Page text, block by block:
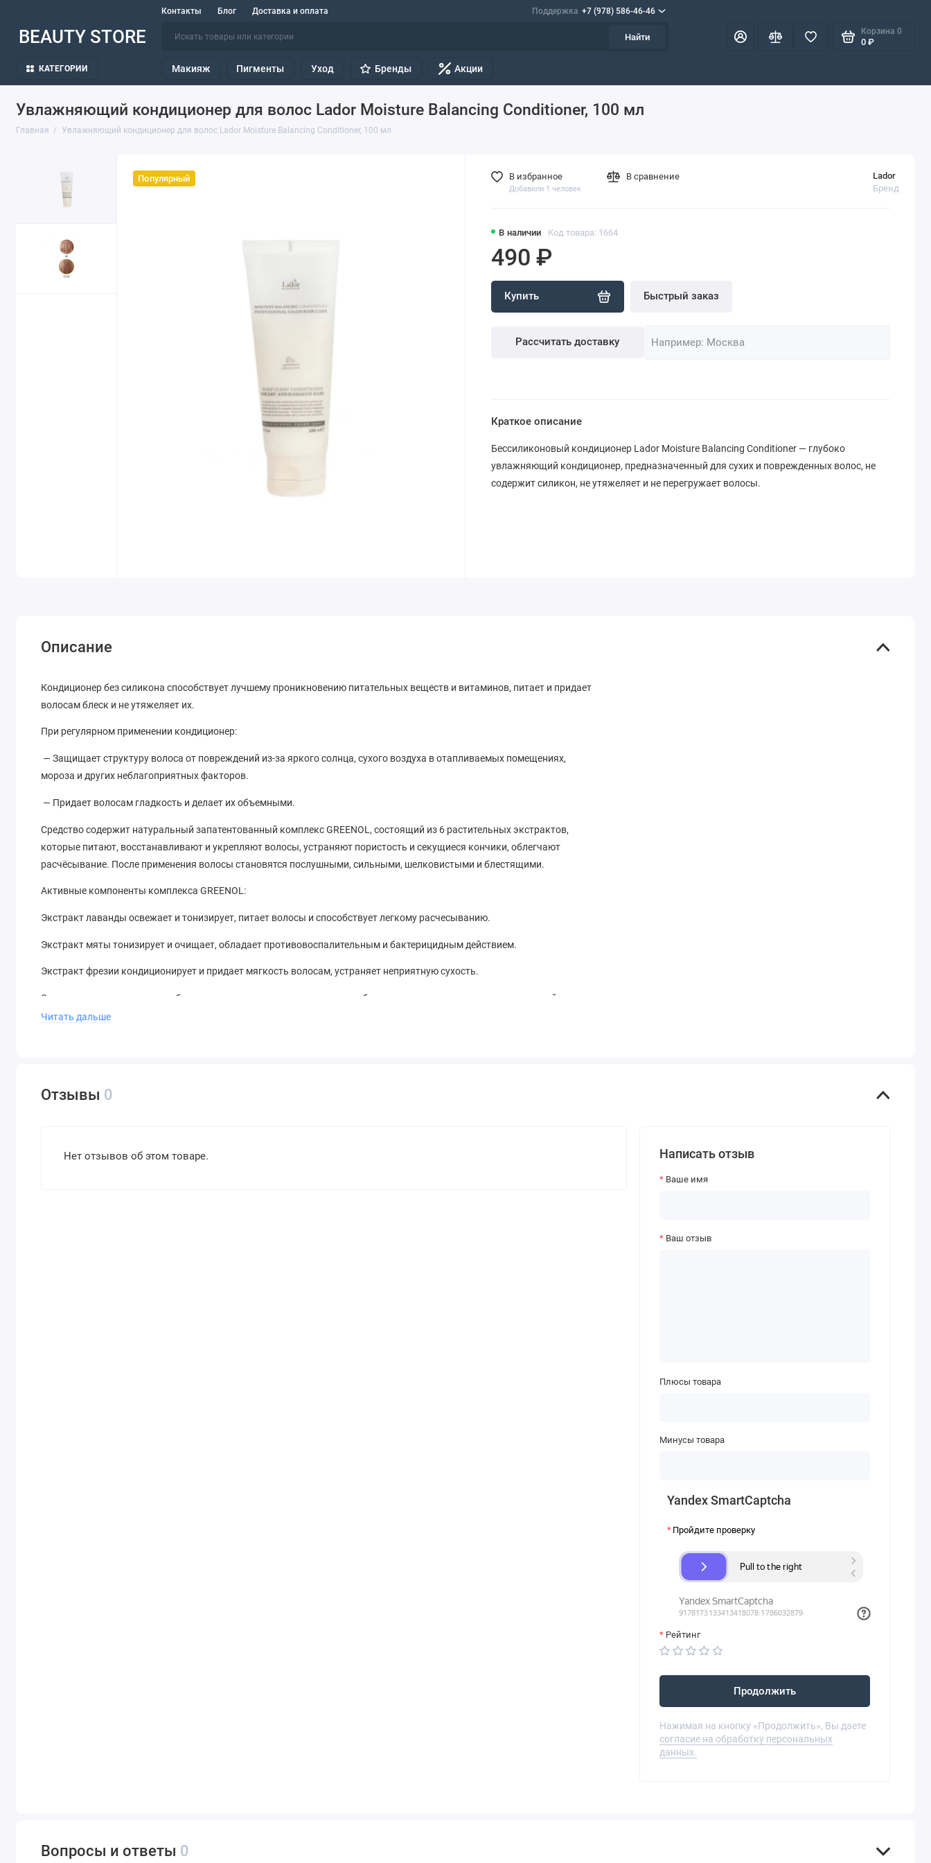
Контакты Блог Доставка и оплата Поддержка +7 (978) 586-46-46
BEAUTY STORE Найти
Корзина 0
0 ₽
КАТЕГОРИИ Макияж Пигменты Уход Бренды Акции
Увлажняющий кондиционер для волос Lador Moisture Balancing Conditioner, 100 мл
Главная Увлажняющий кондиционер для волос Lador Moisture Balancing Conditioner, 100 мл
Популярный
В наличии Код товара: 1664
Lador
Бренд
490 ₽
Купить Быстрый заказ
Рассчитать доставку
В избранное
Добавили 1 человек
В сравнение
Краткое описание
Бессиликоновый кондиционер Lador Moisture Balancing Conditioner — глубоко
увлажняющий кондиционер, предназначенный для сухих и поврежденных волос, не
содержит силикон, не утяжеляет и не перегружает волосы.
Описание
Кондиционер без силикона способствует лучшему проникновению питательных веществ и витаминов, питает и придает
волосам блеск и не утяжеляет их.
При регулярном применении кондиционер:
— Защищает структуру волоса от повреждений из-за яркого солнца, сухого воздуха в отапливаемых помещениях,
мороза и других неблагоприятных факторов.
— Придает волосам гладкость и делает их объемными.
Средство содержит натуральный запатентованный комплекс GREENOL, состоящий из 6 растительных экстрактов,
которые питают, восстанавливают и укрепляют волосы, устраняют пористость и секущиеся кончики, облегчают
расчёсывание. После применения волосы становятся послушными, сильными, шелковистыми и блестящими.
Активные компоненты комплекса GREENOL:
Экстракт лаванды освежает и тонизирует, питает волосы и способствует легкому расчесыванию.
Экстракт мяты тонизирует и очищает, обладает противовоспалительным и бактерицидным действием.
Экстракт фрезии кондиционирует и придает мягкость волосам, устраняет неприятную сухость.
Экстракт цветков ромашки обладает противовоспалительными, антибактериальными и успокаивающими свойствами,
укрепляет и придает блеск волосам.
Подходит для сухих и ломких волос.
Читать дальше
Отзывы 0
Нет отзывов об этом товаре. Написать отзыв
Ваше имя
Ваш отзыв
Плюсы товара
Минусы товара
Yandex SmartCaptcha
Пройдите проверку
Рейтинг
Продолжить
Нажимая на кнопку «Продолжить», Вы даете
согласие на обработку персональных
данных.
Вопросы и ответы 0